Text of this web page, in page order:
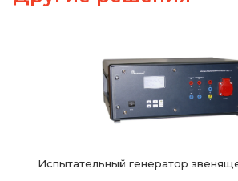
Испытательный генератор